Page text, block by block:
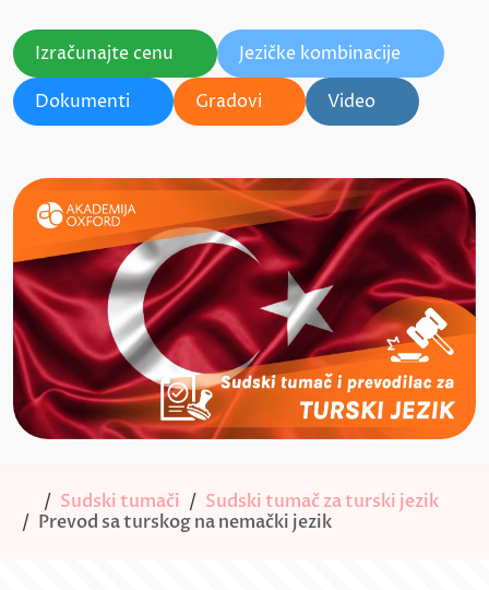
Izračunajte cenu
Jezičke kombinacije
Dokumenti
Gradovi Video
Sudski tumači
Sudski tumač za turski jezik
Prevod sa turskog na nemački jezik